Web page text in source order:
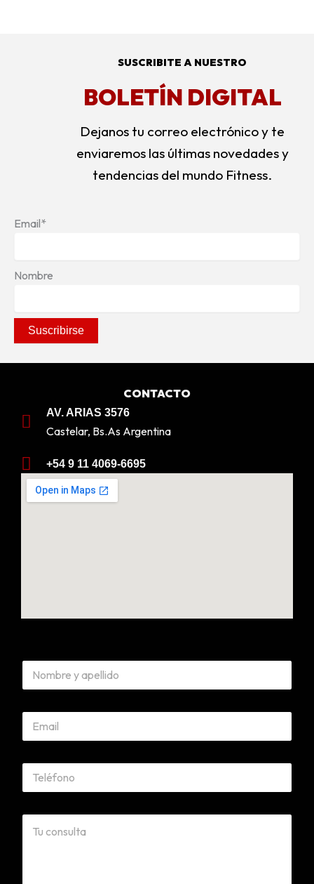
SUSCRIBITE A NUESTRO
BOLETÍN DIGITAL
Dejanos tu correo electrónico y te
enviaremos las últimas novedades y
tendencias del mundo Fitness.
Email*
Nombre
CONTACTO
AV. ARIAS 3576
Castelar, Bs.As Argentina
+54 9 11 4069-6695